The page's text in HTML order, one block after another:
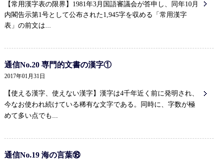
【常用漢字表の限界】1981年3月国語審議会が答申し、同年10月
内閣告示第1号として公布された1,945字を収める「常用漢字
表」の前文は...
通信No.20 専門的文書の漢字①
2017年01月31日
【使える漢字、使えない漢字】漢字は4千年近く前に発明され、
今なお使われ続けている稀有な文字である。 同時に、字数が極
めて多い点でも...
通信No.19 海の言葉⑱